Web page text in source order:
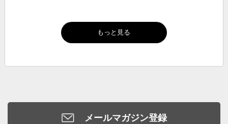
もっと見る
メールマガジン登録